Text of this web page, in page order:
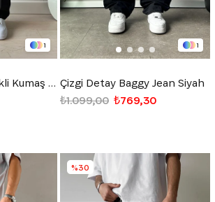
1
Timeless Bel Lastikli Kumaş Pantolon Siyah
1
Çizgi Detay Baggy Jean Siyah
₺769,30
₺1.099,00
%30